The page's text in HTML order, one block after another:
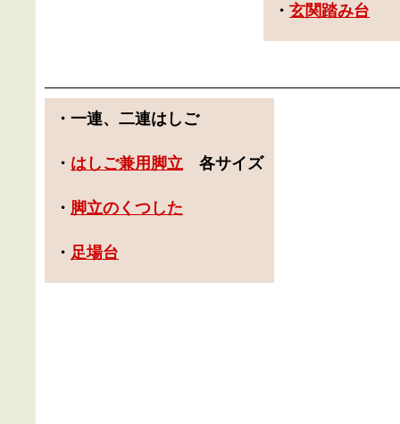
・玄関踏み台
・一連、二連はしご
・ はしご兼用脚立 各サイズ
・ 脚立のくつした
・ 足場台